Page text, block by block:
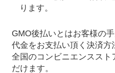
ります。
GMO後払いとはお客様の
代金をお支払い頂く決済方
全国のコンビニエンススト
だけます。